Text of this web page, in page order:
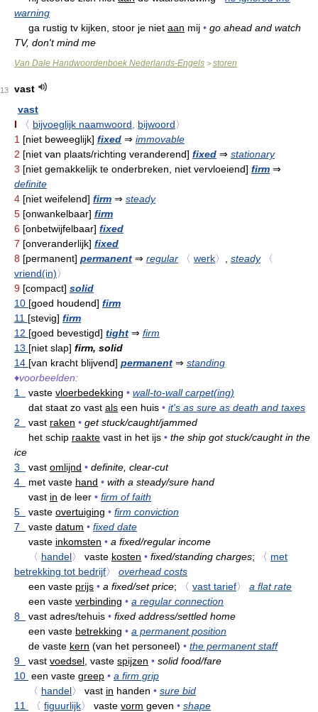
warning
ga rustig tv kijken, stoor je niet aan mij • go ahead and watch
TV, don't mind me
Van Dale Handwoordenboek Nederlands-Engels > storen
13
vast
vast
I
〈 bijvoeglijk naamwoord bijwoord〉
1 [niet beweeglijk] fixed ⇒ immovable
2 [niet van plaats/richting veranderend] fixed ⇒ stationary
3 [niet gemakkelijk te onderbreken, niet vervloeiend] firm ⇒
definite
4 [niet weifelend] firm ⇒ steady
5 [onwankelbaar] firm
6 [onbetwijfelbaar] fixed
7 [onveranderlijk] fixed
8 [permanent] permanent ⇒ regular 〈 werk〉 steady
〈
vriend(in)〉
9 [compact] solid
10 [goed houdend] firm
11 [stevig] firm
12 [goed bevestigd] tight ⇒ firm
13 [niet slap] firm, solid
14 [van kracht blijvend] permanent ⇒ standing
♦voorbeelden:
1
vaste vloerbedekking • wall-to-wall carpet(ing)
dat staat zo vast als een huis • it's as sure as death and taxes
2
vast raken • get stuck/caught/jammed
het schip raakte vast in het ijs • the ship got stuck/caught in the
ice
3
vast omlijnd • definite, clear-cut
4
met vaste hand • with a steady/sure hand
vast in de leer • firm of faith
5
vaste overtuiging • firm conviction
7
vaste datum • fixed date
vaste inkomsten • a fixed/regular income
〈 handel〉 vaste kosten • fixed/standing charges; 〈 met
betrekking tot bedrijf〉
overhead costs
een vaste prijs • a fixed/set price; 〈 vast tarief〉
a flat rate
een vaste verbinding • a regular connection
8
vast adres/tehuis • fixed address/settled home
een vaste betrekking • a permanent position
de vaste kern (van het personeel) • the permanent staff
9
vast voedsel, vaste spijzen • solid food/fare
10 een vaste greep • a firm grip
〈 handel〉 vast in handen • sure bid
11
〈 figuurlijk〉 vaste vorm geven • shape